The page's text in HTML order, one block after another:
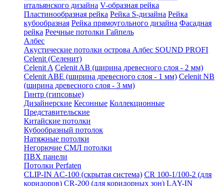
итальянского дизайна V-образная рейка
Пластинообразная рейка Рейка S-дизайна Рейка
кубообразная Рейка прямоугольного дизайна Фасадная
рейка Реечные потолки Гайпель
Албес
Акустические потолки острова Албес SOUND PROFI
Celenit (Селенит)
Celenit A Celenit AB (ширина древесного слоя - 2 мм)
Celenit ABE (ширина древесного слоя - 1 мм) Celenit NB
(ширина древесного слоя - 3 мм)
Гинтр (гипсовые)
Дизайнерские Кесонные Коллекционные
Представительские
Китайские потолки
Кубообразный потолок
Натяжные потолки
Негорючие СМЛ потолки
ПВХ панели
Потолки Perfaten
CLIP-IN AC-100 (скрытая система) CR 100-1/100-2 (для
коридоров) CR-200 (для коридорных зон) LAY-IN